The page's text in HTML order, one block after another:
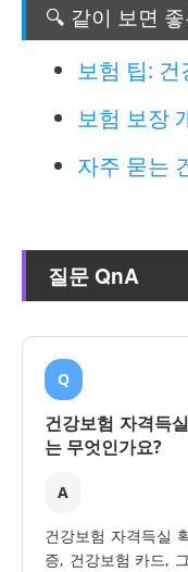
🔍 같이 보면
보험 팁: 건
보험 보장
자주 묻는
질문 QnA
Q
건강보험 자격득
는 무엇인가요?
A
건강보험 자격득실
증, 건강보험 카드,